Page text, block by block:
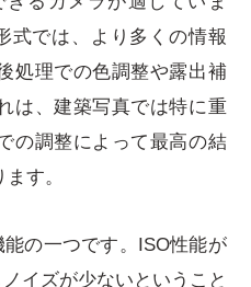
式では、より多くの情報
処理での色調整や露出補
は、建築写真では特に重
の調整によって最高の結
す。
の一つです。ISO性能が
イズが少ないということ